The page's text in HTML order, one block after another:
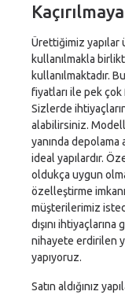
Ürettiğimiz
kullanılmakla
kullanılmaktadır.
fiyatları ile pek
Sizlerde
alabilirsiniz.
yanında depolama
ideal yapılardır.
oldukça uygun
özelleştirme
müşterilerimiz
dışını
nihayete erdirilen
yapıyoruz.
Satın aldığınız